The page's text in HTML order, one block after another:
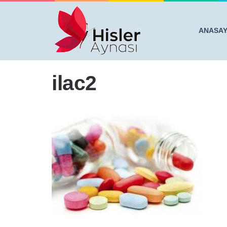
Anasayfa / İlaçları Buzdolabında Saklıyorsanız Bu
ilac2